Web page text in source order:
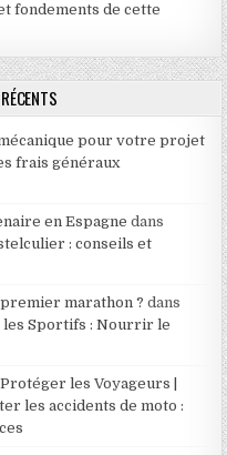
fondements de cette
pour votre projet
frais généraux
en Espagne dans
: conseils et
marathon ? dans
les Sportifs : Nourrir le
les Voyageurs |
les accidents de moto :